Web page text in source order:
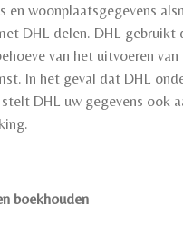
en woonplaatsgegevens
DHL delen. DHL gebruikt
van het uitvoeren van
In het geval dat DHL
DHL uw gegevens ook
boekhouden